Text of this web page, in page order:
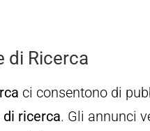
di Ricerca
ci consentono di
ricerca. Gli annunci